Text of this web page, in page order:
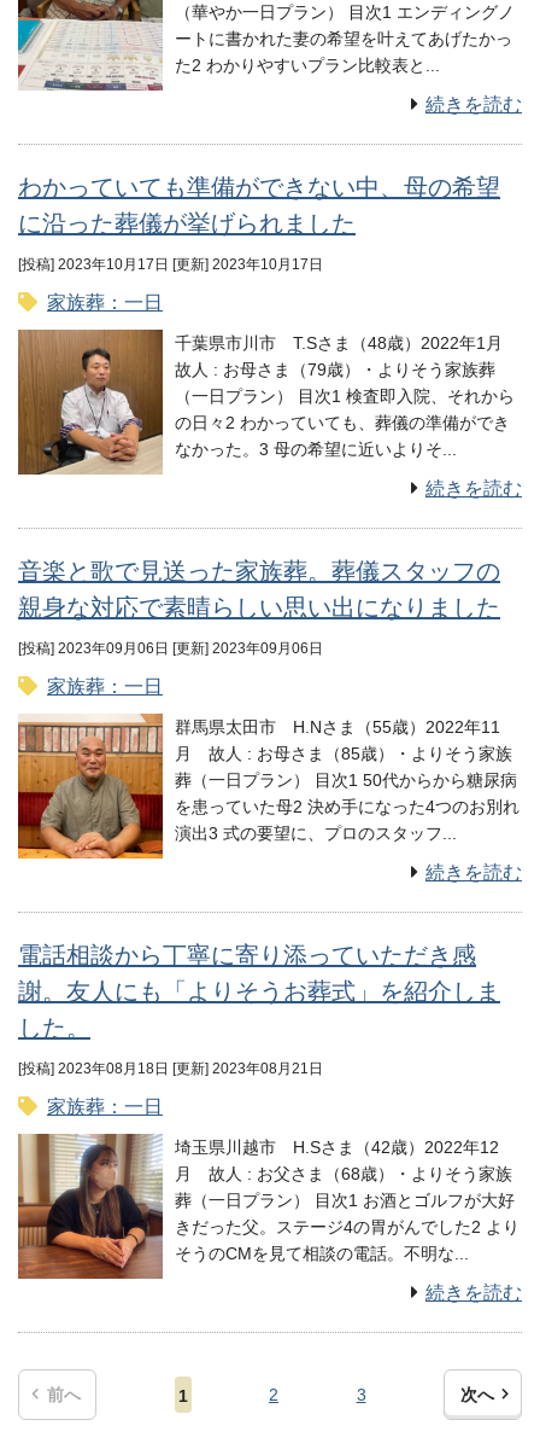
（華やか一日プラン） 目次1 エンディングノ
ートに書かれた妻の希望を叶えてあげたかっ
た2 わかりやすいプラン比較表と...
続きを読む
わかっていても準備ができない中、母の希望
に沿った葬儀が挙げられました
[投稿] 2023年10月17日 [更新] 2023年10月17日
家族葬：一日
千葉県市川市 T.Sさま（48歳）2022年1月
故⼈ : お母さま（79歳）・よりそう家族葬
（一日プラン） 目次1 検査即入院、それから
の日々2 わかっていても、葬儀の準備ができ
なかった。3 母の希望に近いよりそ...
続きを読む
音楽と歌で見送った家族葬。葬儀スタッフの
親身な対応で素晴らしい思い出になりました
[投稿] 2023年09月06日 [更新] 2023年09月06日
家族葬：一日
群馬県太田市 H.Nさま（55歳）2022年11
月 故⼈ : お母さま（85歳）・よりそう家族
葬（一日プラン） 目次1 50代からから糖尿病
を患っていた母2 決め手になった4つのお別れ
演出3 式の要望に、プロのスタッフ...
続きを読む
電話相談から丁寧に寄り添っていただき感
謝。友人にも「よりそうお葬式」を紹介しま
した。
[投稿] 2023年08月18日 [更新] 2023年08月21日
家族葬：一日
埼玉県川越市 H.Sさま（42歳）2022年12
月 故⼈ : お父さま（68歳）・よりそう家族
葬（一日プラン） 目次1 お酒とゴルフが大好
きだった父。ステージ4の胃がんでした2 より
そうのCMを見て相談の電話。不明な...
続きを読む
前へ 1 2 3 次へ